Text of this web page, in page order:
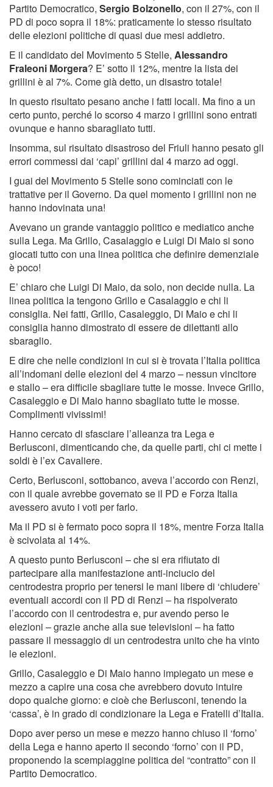
Partito Democratico, Sergio Bolzonello, con il 27%, con il
PD di poco sopra il 18%: praticamente lo stesso risultato
delle elezioni politiche di quasi due mesi addietro.
E il candidato del Movimento 5 Stelle, Alessandro
Fraleoni Morgera? E’ sotto il 12%, mentre la lista dei
grillini è al 7%. Come già detto, un disastro totale!
In questo risultato pesano anche i fatti locali. Ma fino a un
certo punto, perché lo scorso 4 marzo i grillini sono entrati
ovunque e hanno sbaragliato tutti.
Insomma, sul risultato disastroso del Friuli hanno pesato gli
errori commessi dai ‘capi’ grillini dal 4 marzo ad oggi.
I guai del Movimento 5 Stelle sono cominciati con le
trattative per il Governo. Da quel momento i grillini non ne
hanno indovinata una!
Avevano un grande vantaggio politico e mediatico anche
sulla Lega. Ma Grillo, Casalaggio e Luigi Di Maio si sono
giocati tutto con una linea politica che definire demenziale
è poco!
E’ chiaro che Luigi Di Maio, da solo, non decide nulla. La
linea politica la tengono Grillo e Casalaggio e chi li
consiglia. Nei fatti, Grillo, Casaleggio, Di Maio e chi li
consiglia hanno dimostrato di essere de dilettanti allo
sbaraglio.
E dire che nelle condizioni in cui si è trovata l’Italia politica
all’indomani delle elezioni del 4 marzo – nessun vincitore
e stallo – era difficile sbagliare tutte le mosse. Invece Grillo,
Casaleggio e Di Maio hanno sbagliato tutte le mosse.
Complimenti vivissimi!
Hanno cercato di sfasciare l’alleanza tra Lega e
Berlusconi, dimenticando che, da quelle parti, chi ci mette i
soldi è l’ex Cavaliere.
Certo, Berlusconi, sottobanco, aveva l’accordo con Renzi,
con il quale avrebbe governato se il PD e Forza Italia
avessero avuto i voti per farlo.
Ma il PD si è fermato poco sopra il 18%, mentre Forza Italia
è scivolata al 14%.
A questo punto Berlusconi – che si era rifiutato di
partecipare alla manifestazione anti-inciucio del
centrodestra proprio per tenersi le mani libere di ‘chiudere’
eventuali accordi con il PD di Renzi – ha rispolverato
l’accordo con il centrodestra e, pur avendo perso le
elezioni – grazie anche alla sue televisioni – ha fatto
passare il messaggio di un centrodestra unito che ha vinto
le elezioni.
Grillo, Casaleggio e Di Maio hanno impiegato un mese e
mezzo a capire una cosa che avrebbero dovuto intuire
dopo qualche giorno: e cioè che Berlusconi, tenendo la
‘cassa’, è in grado di condizionare la Lega e Fratelli d’Italia.
Dopo aver perso un mese e mezzo hanno chiuso il ‘forno’
della Lega e hanno aperto il secondo ‘forno’ con il PD,
proponendo la scempiaggine politica del “contratto” con il
Partito Democratico.